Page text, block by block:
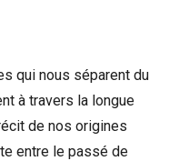
qui nous séparent du
à travers la longue
de nos origines
entre le passé de